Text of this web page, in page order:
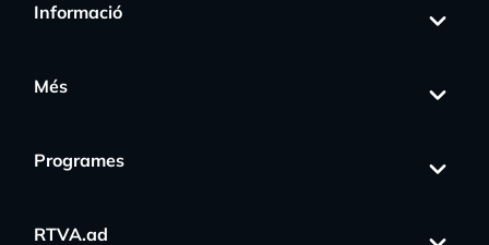
Informació
Més
Programes
RTVA.ad